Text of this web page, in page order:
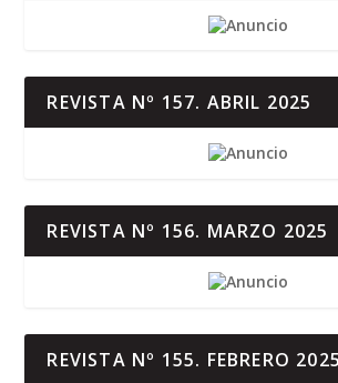
REVISTA Nº 157. ABRIL 2025
REVISTA Nº 156. MARZO 2025
REVISTA Nº 155. FEBRERO 2025